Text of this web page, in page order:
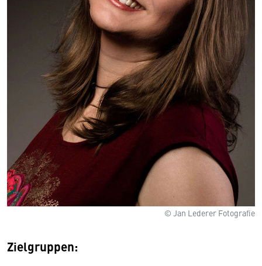
© Jan Lederer Fotografie
Zielgruppen: